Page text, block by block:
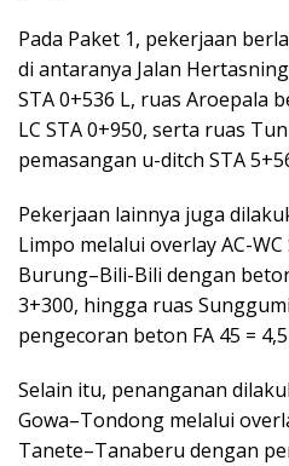
Pada Paket 1, pekerjaan
di antaranya Jalan
STA 0+536 L, ruas Aroepala
LC STA 0+950, serta ruas
pemasangan u-ditch STA
Pekerjaan lainnya juga
Limpo melalui overlay AC-
Burung–Bili-Bili dengan
3+300, hingga ruas
pengecoran beton FA 45 =
Selain itu, penanganan
Gowa–Tondong melalui
Tanete–Tanaberu dengan